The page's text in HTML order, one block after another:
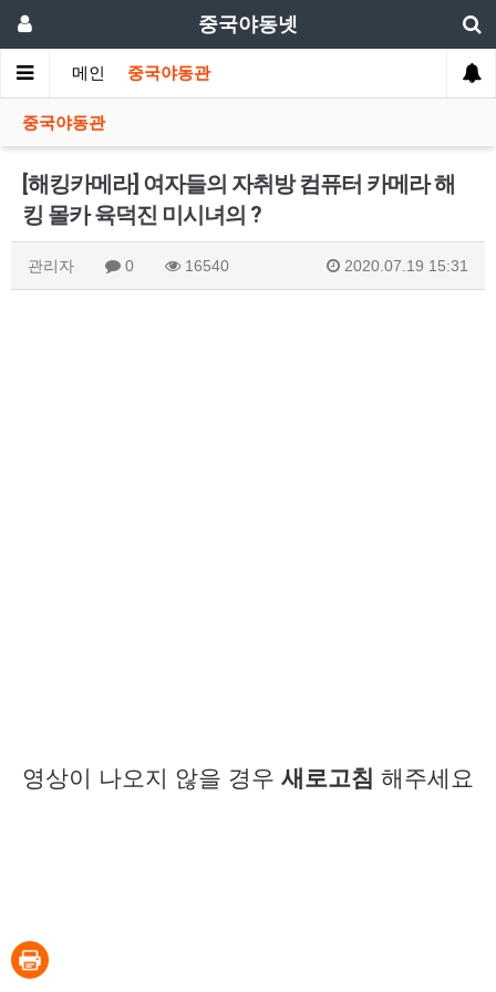
중국야동넷
메인 중국야동관
중국야동관
[해킹카메라] 여자들의 자취방 컴퓨터 카메라 해
킹 몰카 육덕진 미시녀의 ?
관리자 0 16540 2020.07.19 15:31
영상이 나오지 않을 경우 새로고침 해주세요